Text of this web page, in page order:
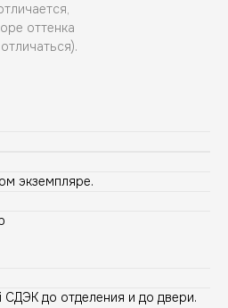
оттенка
экземпляре.
до отделения и до двери.